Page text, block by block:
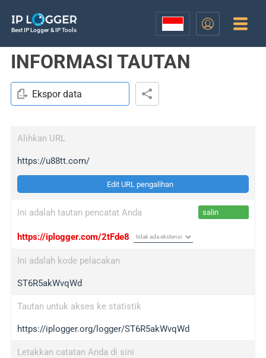
Best IP Logger & IP Tools
INFORMASI TAUTAN
Ekspor data
Alihkan URL
https://u88tt.com/
Edit URL pengalihan
Ini adalah tautan pencatat Anda salin
https://iplogger.com/2tFde8
Ini adalah kode pelacakan
ST6R5akWvqWd
Tautan untuk akses ke statistik
https://iplogger.org/logger/ST6R5akWvqWd
Letakkan catatan Anda di sini